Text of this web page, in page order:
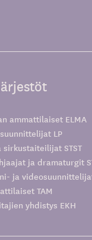
ammattilaiset ELMA
LP
sirkustaiteilijat STST
ja dramaturgit
ja
TAM
yhdistys EKH